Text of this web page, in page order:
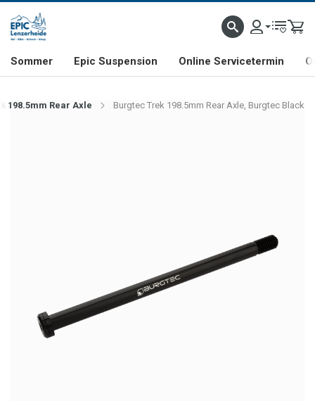
& FREERIDE-SPEZIALIST SCHWEIZER FIRMA SHOP & SHOWROOM IN
Sommer Epic Suspension Online Servicetermin
198.5mm Rear Axle Burgtec Trek 198.5mm Rear Axle, Burgtec Black